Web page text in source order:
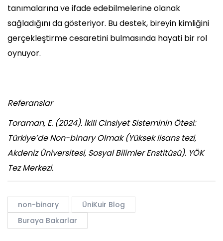
tanımalarına ve ifade edebilmelerine olanak
sağladığını da gösteriyor. Bu destek, bireyin kimliğini
gerçekleştirme cesaretini bulmasında hayati bir rol
oynuyor.
Referanslar
Toraman, E. (2024). İkili Cinsiyet Sisteminin Ötesi:
Türkiye’de Non-binary Olmak (Yüksek lisans tezi,
Akdeniz Üniversitesi, Sosyal Bilimler Enstitüsü). YÖK
Tez Merkezi.
non-binary
ÜniKuir Blog
Buraya Bakarlar